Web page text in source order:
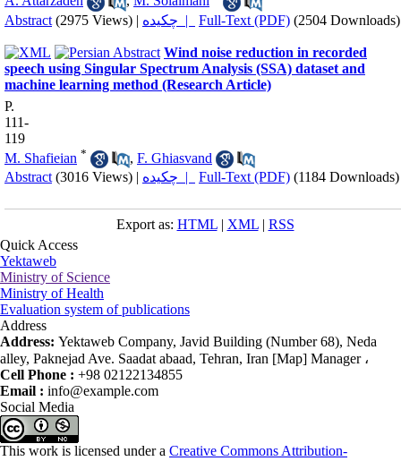
Abstract (2975 Views) | چکیده | Full-Text (PDF) (2504 Downloads)
Wind noise reduction in recorded
speech using Singular Spectrum Analysis (SSA) dataset and
machine learning method (Research Article)
P.
111-
119
M. Shafieian * , F. Ghiasvand
Abstract (3016 Views) | چکیده | Full-Text (PDF) (1184 Downloads)
Export as: HTML| XML| RSS
Quick Access
Yektaweb
Ministry of Science
Ministry of Health
Evaluation system of publications
Address
Address: Yektaweb Company, Javid Building (Number 68), Neda
alley, Paknejad Ave. Saadat abaad, Tehran, Iran [Map] Manager ،
Cell Phone : +98 02122134855
Email : info@example.com
Social Media
This work is licensed under a Creative Commons Attribution-